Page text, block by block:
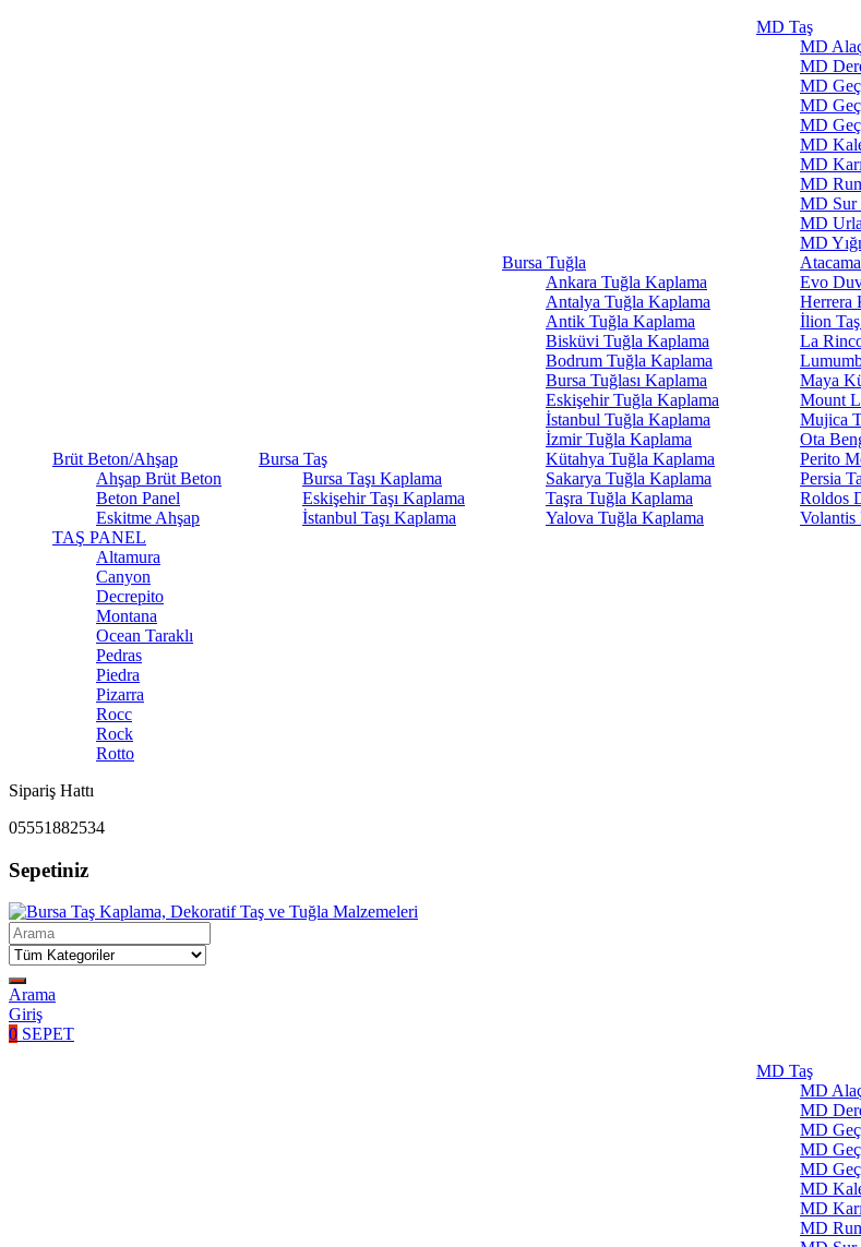
Brüt Beton/Ahşap
Ahşap Brüt Beton
Beton Panel
Eskitme Ahşap
Bursa Taş
Bursa Taşı Kaplama
Eskişehir Taşı Kaplama
İstanbul Taşı Kaplama
Bursa Tuğla
Ankara Tuğla Kaplama
Antalya Tuğla Kaplama
Antik Tuğla Kaplama
Bisküvi Tuğla Kaplama
Bodrum Tuğla Kaplama
Bursa Tuğlası Kaplama
Eskişehir Tuğla Kaplama
İstanbul Tuğla Kaplama
İzmir Tuğla Kaplama
Kütahya Tuğla Kaplama
Sakarya Tuğla Kaplama
Taşra Tuğla Kaplama
Yalova Tuğla Kaplama
MD Taş
MD
MD
MD
MD
MD
MD
MD
MD
MD Sur
MD Urla
MD
Evo
Herrera
İlion
La
Maya
Mount
Mujica
Ota
Perito
Persia
Roldos
Volantis
TAŞ PANEL
Altamura
Canyon
Decrepito
Montana
Ocean Taraklı
Pedras
Piedra
Pizarra
Rocc
Rock
Rotto
Sipariş Hattı
05551882534
Sepetiniz
Arama
Giriş
0 SEPET
MD Taş
MD
MD
MD
MD
MD
MD
MD
MD